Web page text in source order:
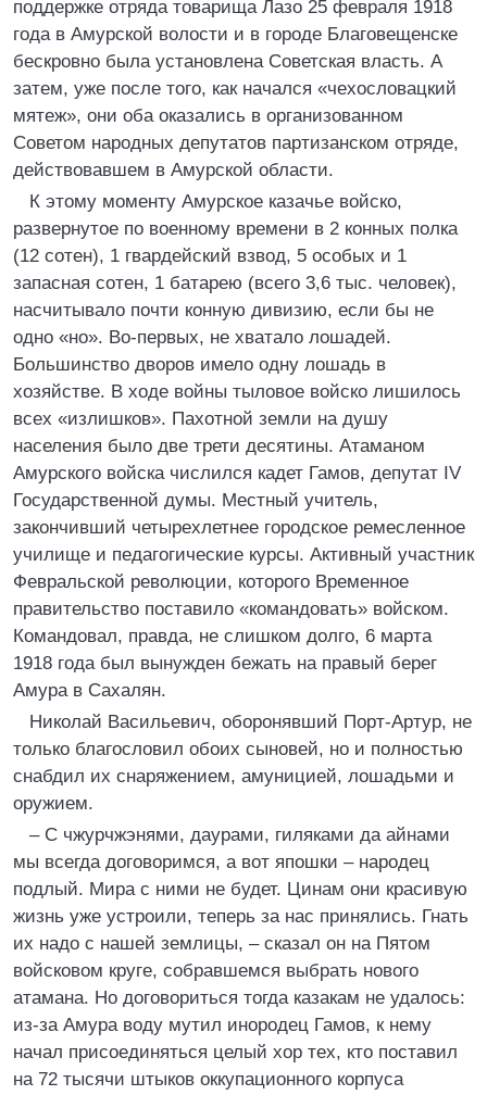
поддержке отряда товарища Лазо 25 февраля 1918
года в Амурской волости и в городе Благовещенске
бескровно была установлена Советская власть. А
затем, уже после того, как начался «чехословацкий
мятеж», они оба оказались в организованном
Советом народных депутатов партизанском отряде,
действовавшем в Амурской области.
К этому моменту Амурское казачье войско,
развернутое по военному времени в 2 конных полка
(12 сотен), 1 гвардейский взвод, 5 особых и 1
запасная сотен, 1 батарею (всего 3,6 тыс. человек),
насчитывало почти конную дивизию, если бы не
одно «но». Во-первых, не хватало лошадей.
Большинство дворов имело одну лошадь в
хозяйстве. В ходе войны тыловое войско лишилось
всех «излишков». Пахотной земли на душу
населения было две трети десятины. Атаманом
Амурского войска числился кадет Гамов, депутат IV
Государственной думы. Местный учитель,
закончивший четырехлетнее городское ремесленное
училище и педагогические курсы. Активный участник
Февральской революции, которого Временное
правительство поставило «командовать» войском.
Командовал, правда, не слишком долго, 6 марта
1918 года был вынужден бежать на правый берег
Амура в Сахалян.
Николай Васильевич, оборонявший Порт-Артур, не
только благословил обоих сыновей, но и полностью
снабдил их снаряжением, амуницией, лошадьми и
оружием.
– С чжурчжэнями, даурами, гиляками да айнами
мы всегда договоримся, а вот япошки – народец
подлый. Мира с ними не будет. Цинам они красивую
жизнь уже устроили, теперь за нас принялись. Гнать
их надо с нашей землицы, – сказал он на Пятом
войсковом круге, собравшемся выбрать нового
атамана. Но договориться тогда казакам не удалось:
из-за Амура воду мутил инородец Гамов, к нему
начал присоединяться целый хор тех, кто поставил
на 72 тысячи штыков оккупационного корпуса